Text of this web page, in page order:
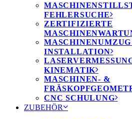
FEHLERSUCHE
ZERTIFIZIERTE
INSTALLATION
KINEMATIK
MASCHINEN- &
CNC SCHULUNG
ZUBEHÖR